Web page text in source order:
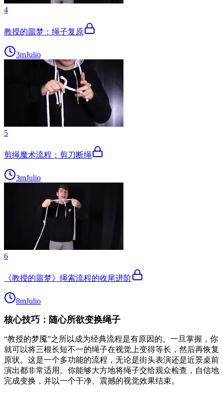
4
教授的噩梦：绳子复原
3mJulio
5
剪绳魔术流程：剪刀断绳
3mJulio
6
《教授的噩梦》绳索流程的收尾进阶
8mJulio
核心技巧：随心所欲变换绳子
“教授的梦魇”之所以成为经典流程是有原因的。一旦掌握，你
就可以将三根长短不一的绳子在视觉上变得等长，然后再恢复
原状。这是一个多功能的流程，无论是街头表演还是近景桌前
演出都非常适用。你能够大方地将绳子交给观众检查，自信地
完成变换，并以一个干净、震撼的视觉效果结束。